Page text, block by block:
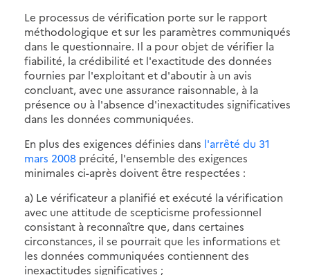
Le processus de vérification porte sur le rapport
méthodologique et sur les paramètres communiqués
dans le questionnaire. Il a pour objet de vérifier la
fiabilité, la crédibilité et l'exactitude des données
fournies par l'exploitant et d'aboutir à un avis
concluant, avec une assurance raisonnable, à la
présence ou à l'absence d'inexactitudes significatives
dans les données communiquées.
En plus des exigences définies dans l'arrêté du 31
mars 2008 précité, l'ensemble des exigences
minimales ci-après doivent être respectées :
a) Le vérificateur a planifié et exécuté la vérification
avec une attitude de scepticisme professionnel
consistant à reconnaître que, dans certaines
circonstances, il se pourrait que les informations et
les données communiquées contiennent des
inexactitudes significatives ;